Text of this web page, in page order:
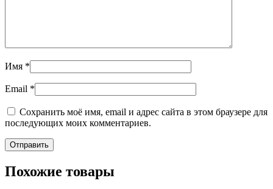
Имя *
Email *
Сохранить моё имя, email и адрес сайта в этом браузере для
последующих моих комментариев.
Похожие товары